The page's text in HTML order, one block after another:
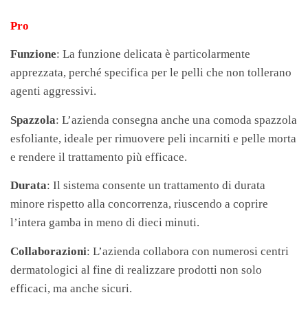
Pro
Funzione: La funzione delicata è particolarmente
apprezzata, perché specifica per le pelli che non tollerano
agenti aggressivi.
Spazzola: L’azienda consegna anche una comoda spazzola
esfoliante, ideale per rimuovere peli incarniti e pelle morta
e rendere il trattamento più efficace.
Durata: Il sistema consente un trattamento di durata
minore rispetto alla concorrenza, riuscendo a coprire
l’intera gamba in meno di dieci minuti.
Collaborazioni: L’azienda collabora con numerosi centri
dermatologici al fine di realizzare prodotti non solo
efficaci, ma anche sicuri.